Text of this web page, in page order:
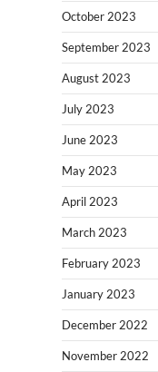
October 2023
September 2023
August 2023
July 2023
June 2023
May 2023
April 2023
March 2023
February 2023
January 2023
December 2022
November 2022